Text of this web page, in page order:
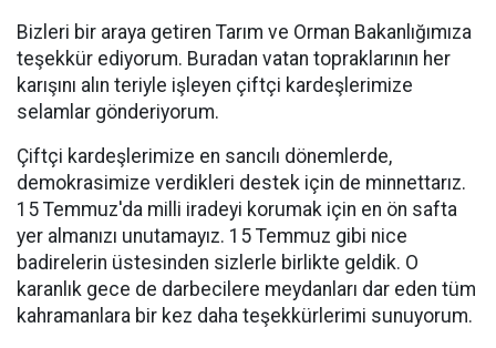
Bizleri bir araya getiren Tarım ve Orman Bakanlığımıza
teşekkür ediyorum. Buradan vatan topraklarının her
karışını alın teriyle işleyen çiftçi kardeşlerimize
selamlar gönderiyorum.
Çiftçi kardeşlerimize en sancılı dönemlerde,
demokrasimize verdikleri destek için de minnettarız.
15 Temmuz'da milli iradeyi korumak için en ön safta
yer almanızı unutamayız. 15 Temmuz gibi nice
badirelerin üstesinden sizlerle birlikte geldik. O
karanlık gece de darbecilere meydanları dar eden tüm
kahramanlara bir kez daha teşekkürlerimi sunuyorum.